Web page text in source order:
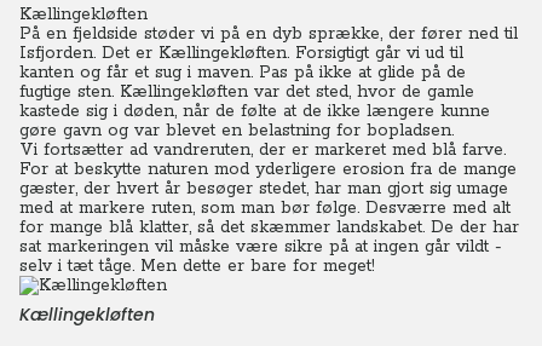
Kællingekløften
På en fjeldside støder vi på en dyb sprække, der fører ned til
Isfjorden. Det er Kællingekløften. Forsigtigt går vi ud til
kanten og får et sug i maven. Pas på ikke at glide på de
fugtige sten. Kællingekløften var det sted, hvor de gamle
kastede sig i døden, når de følte at de ikke længere kunne
gøre gavn og var blevet en belastning for bopladsen.
Vi fortsætter ad vandreruten, der er markeret med blå farve.
For at beskytte naturen mod yderligere erosion fra de mange
gæster, der hvert år besøger stedet, har man gjort sig umage
med at markere ruten, som man bør følge. Desværre med alt
for mange blå klatter, så det skæmmer landskabet. De der har
sat markeringen vil måske være sikre på at ingen går vildt -
selv i tæt tåge. Men dette er bare for meget!
Kællingekløften